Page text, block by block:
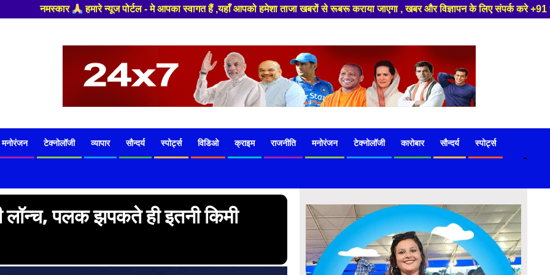
मे आपका स्वागत हैं ,यहाँ आपको हमेशा ताजा खबरों से रूबरू कराया जाएगा , खबर और विज्ञापन के लिए संपर्क करे +91 97541 60816 ,हमारे यूट्यूब चैनल को
मनोरंजन टेक्नोलॉजी व्यापार सौन्दर्य स्पोर्ट्स विडिओ क्राइम राजनीति मनोरंजन टेक्नोलॉजी कारोबार सौन्दर्य स्पोर्ट्स
-
लॉन्च, पलक झपकते ही इतनी किमी